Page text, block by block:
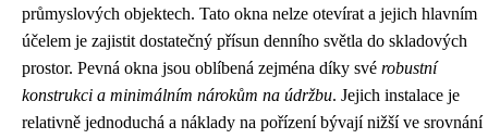
průmyslových objektech. Tato okna nelze otevírat a jejich hlavním
účelem je zajistit dostatečný přísun denního světla do skladových
prostor. Pevná okna jsou oblíbená zejména díky své robustní
konstrukci a minimálním nárokům na údržbu. Jejich instalace je
relativně jednoduchá a náklady na pořízení bývají nižší ve srovnání